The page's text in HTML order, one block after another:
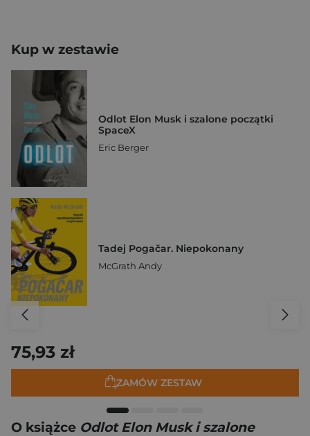
Kup w zestawie
Odlot Elon Musk i szalone początki
SpaceX
Eric Berger
Tadej Pogačar. Niepokonany
McGrath Andy
75,93 zł
ZAMÓW ZESTAW
O książce Odlot Elon Musk i szalone